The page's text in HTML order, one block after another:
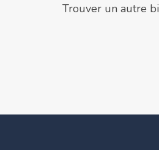
Trouver un autre